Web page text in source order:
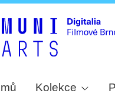
Kolekce